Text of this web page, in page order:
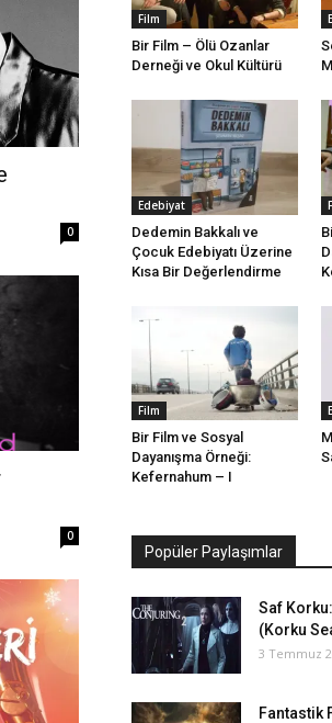
0
0
Film
Bir Film – Ölü Ozanlar
Derneği ve Okul Kültürü
Edebiyat
Dedemin Bakkalı ve
Çocuk Edebiyatı Üzerine
Kısa Bir Değerlendirme
Film
Bir Film ve Sosyal
Dayanışma Örneği:
Kefernahum – I
Popüler Paylaşımlar
Saf
(Korku
3 Temmuz
Fantastik